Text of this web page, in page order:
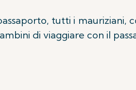
tutti i
di viaggiare con il